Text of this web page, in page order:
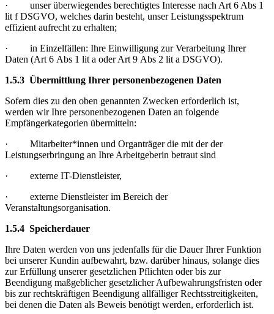
· unser überwiegendes berechtigtes Interesse nach Art 6 Abs 1
lit f DSGVO, welches darin besteht, unser Leistungsspektrum
effizient aufrecht zu erhalten;
· in Einzelfällen: Ihre Einwilligung zur Verarbeitung Ihrer
Daten (Art 6 Abs 1 lit a oder Art 9 Abs 2 lit a DSGVO).
1.5.3 Übermittlung Ihrer personenbezogenen Daten
Sofern dies zu den oben genannten Zwecken erforderlich ist,
werden wir Ihre personenbezogenen Daten an folgende
Empfängerkategorien übermitteln:
· Mitarbeiter*innen und Organträger die mit der der
Leistungserbringung an Ihre Arbeitgeberin betraut sind
· externe IT-Dienstleister,
· externe Dienstleister im Bereich der
Veranstaltungsorganisation.
1.5.4 Speicherdauer
Ihre Daten werden von uns jedenfalls für die Dauer Ihrer Funktion
bei unserer Kundin aufbewahrt, bzw. darüber hinaus, solange dies
zur Erfüllung unserer gesetzlichen Pflichten oder bis zur
Beendigung maßgeblicher gesetzlicher Aufbewahrungsfristen oder
bis zur rechtskräftigen Beendigung allfälliger Rechtsstreitigkeiten,
bei denen die Daten als Beweis benötigt werden, erforderlich ist.